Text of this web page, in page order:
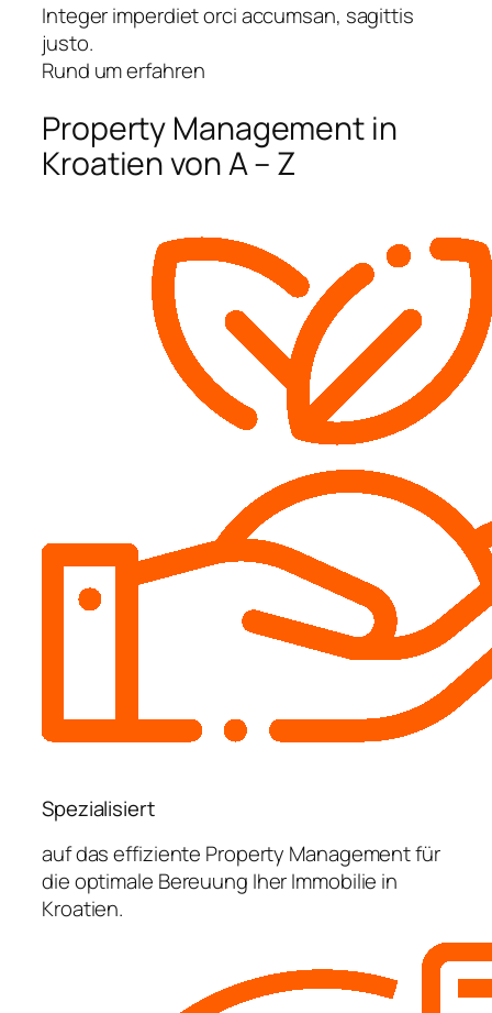
Integer imperdiet orci accumsan, sagittis
justo.
Rund um erfahren
Property Management in
Kroatien von A – Z
Spezialisiert
auf das effiziente Property Management für
die optimale Bereuung Iher Immobilie in
Kroatien.